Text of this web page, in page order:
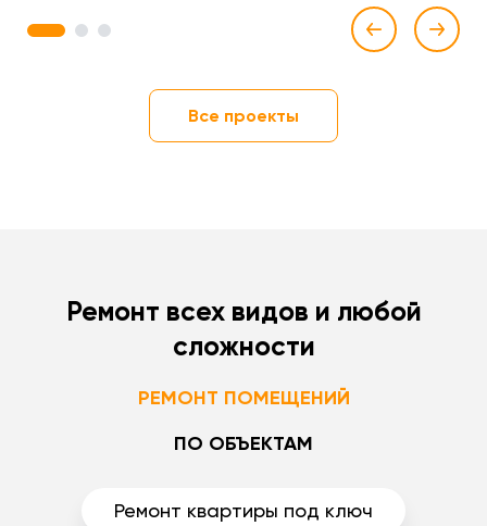
1 2 3
Все проекты
Ремонт всех видов и любой
сложности
РЕМОНТ ПОМЕЩЕНИЙ
ПО ОБЪЕКТАМ
Ремонт квартиры под ключ